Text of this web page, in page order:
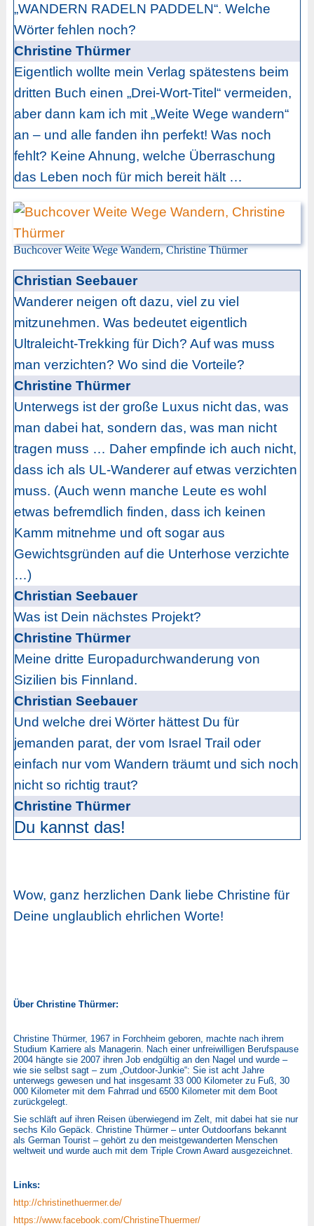
„WANDERN RADELN PADDELN“. Welche
Wörter fehlen noch?
Christine Thürmer
Eigentlich wollte mein Verlag spätestens beim
dritten Buch einen „Drei-Wort-Titel“ vermeiden,
aber dann kam ich mit „Weite Wege wandern“
an – und alle fanden ihn perfekt! Was noch
fehlt? Keine Ahnung, welche Überraschung
das Leben noch für mich bereit hält …
Buchcover Weite Wege Wandern, Christine Thürmer
Christian Seebauer
Wanderer neigen oft dazu, viel zu viel
mitzunehmen. Was bedeutet eigentlich
Ultraleicht-Trekking für Dich? Auf was muss
man verzichten? Wo sind die Vorteile?
Christine Thürmer
Unterwegs ist der große Luxus nicht das, was
man dabei hat, sondern das, was man nicht
tragen muss … Daher empfinde ich auch nicht,
dass ich als UL-Wanderer auf etwas verzichten
muss. (Auch wenn manche Leute es wohl
etwas befremdlich finden, dass ich keinen
Kamm mitnehme und oft sogar aus
Gewichtsgründen auf die Unterhose verzichte
…)
Christian Seebauer
Was ist Dein nächstes Projekt?
Christine Thürmer
Meine dritte Europadurchwanderung von
Sizilien bis Finnland.
Christian Seebauer
Und welche drei Wörter hättest Du für
jemanden parat, der vom Israel Trail oder
einfach nur vom Wandern träumt und sich noch
nicht so richtig traut?
Christine Thürmer
Du kannst das!
Wow, ganz herzlichen Dank liebe Christine für
Deine unglaublich ehrlichen Worte!
Über Christine Thürmer:
Christine Thürmer, 1967 in Forchheim geboren, machte nach ihrem
Studium Karriere als Managerin. Nach einer unfreiwilligen Berufspause
2004 hängte sie 2007 ihren Job endgültig an den Nagel und wurde –
wie sie selbst sagt – zum „Outdoor-Junkie“: Sie ist acht Jahre
unterwegs gewesen und hat insgesamt 33 000 Kilometer zu Fuß, 30
000 Kilometer mit dem Fahrrad und 6500 Kilometer mit dem Boot
zurückgelegt.
Sie schläft auf ihren Reisen überwiegend im Zelt, mit dabei hat sie nur
sechs Kilo Gepäck. Christine Thürmer – unter Outdoorfans bekannt
als German Tourist – gehört zu den meistgewanderten Menschen
weltweit und wurde auch mit dem Triple Crown Award ausgezeichnet.
Links:
http://christinethuermer.de/
https://www.facebook.com/ChristineThuermer/